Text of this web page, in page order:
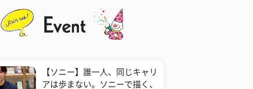
【ソニー】誰一人、同じキャリ
アは歩まない。ソニーで描く、